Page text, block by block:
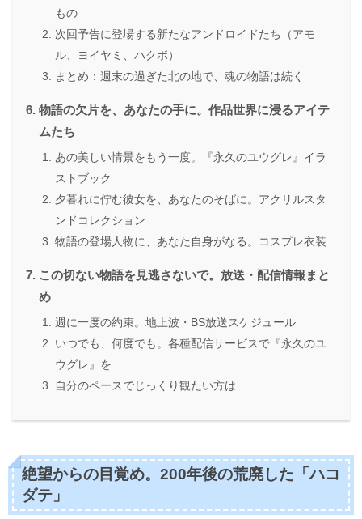
もの
次回予告に登場する新たなアンドロイドたち（アモ
ル、ヨイヤミ、ハクボ）
まとめ：週末の過ぎた北の地で、魂の物語は続く
物語の欠片を、あなたの手に。作品世界に浸るアイテ
ムたち
あの美しい情景をもう一度。『永久のユウグレ』イラ
ストブック
夕暮れに佇む彼女を、あなたのそばに。アクリルスタ
ンドコレクション
物語の登場人物に、あなた自身がなる。コスプレ衣装
この切ない物語を見逃さないで。放送・配信情報まと
め
週に一度の約束。地上波・BS放送スケジュール
いつでも、何度でも。各種配信サービスで『永久のユ
ウグレ』を
自分のペースでじっくり観たい方は
絶望からの目覚め。200年後の荒廃した「ハコ
ダテ」